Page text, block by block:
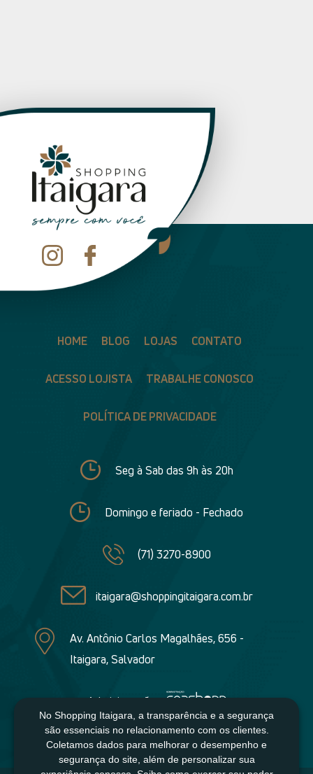
HOME BLOG LOJAS CONTATO
ACESSO LOJISTA TRABALHE CONOSCO
POLÍTICA DE PRIVACIDADE
Seg à Sab das 9h às 20h
Domingo e feriado - Fechado
(71) 3270-8900
itaigara@shoppingitaigara.com.br
Av. Antônio Carlos Magalhães, 656 -
Itaigara, Salvador
Administração:
No Shopping Itaigara, a transparência e a segurança
são essenciais no relacionamento com os clientes.
Coletamos dados para melhorar o desempenho e
segurança do site, além de personalizar sua